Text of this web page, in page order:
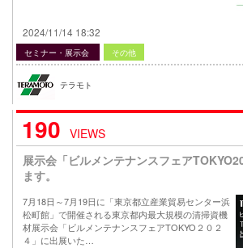
2024/11/14 18:32
セミナー・展示会 その他
テラモト
190 VIEWS
展示会「ビルメンテナンスフェア
ます。
7月18日～7月19日に「東京都立産業貿易センター浜
松町館」で開催される東京都内最大規模の清掃資機
材展示会「ビルメンテナンスフェアTOKYO２０２
４」に出展いた…